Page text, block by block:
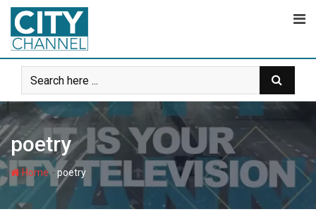
Skip
content
poetry
Home-poetry